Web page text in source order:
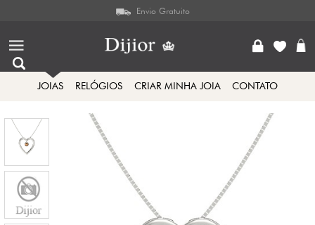
Envio Gratuito
JOIAS RELÓGIOS CRIAR MINHA JOIA CONTATO